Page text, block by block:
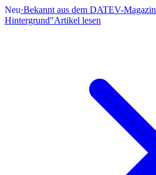
Neu·Bekannt aus dem DATEV-Magazin
Hintergrund"Artikel lesen